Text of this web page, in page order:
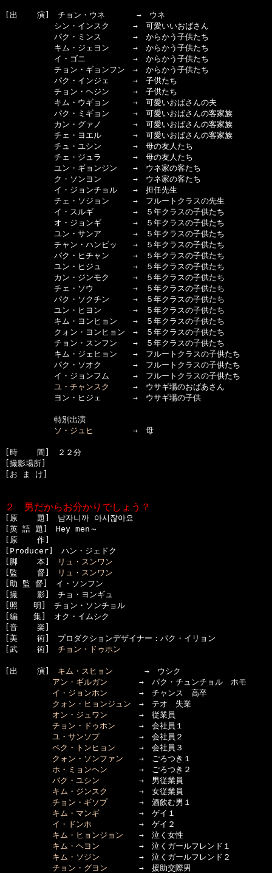
[出    演]　チョン・ウネ　　　　→　ウネ
  　　　　　シン・インスク　　　→　可愛いいおばさん
  　　　　　パク・ミンス　　　　→　からかう子供たち
  　　　　　キム・ジェヨン　　　→　からかう子供たち
  　　　　　イ・ゴニ　　　　　　→　からかう子供たち
  　　　　　チョン・ギョンフン　→　からかう子供たち
  　　　　　パク・インジェ　　　→　子供たち
  　　　　　チョン・ヘジン　　　→　子供たち
  　　　　　キム・ウギョン　　　→　可愛いおばさんの夫
  　　　　　パク・ミギョン　　　→　可愛いおばさんの客家族
  　　　　　カン・グァノ　　　　→　可愛いおばさんの客家族
  　　　　　チェ・ヨエル　　　　→　可愛いおばさんの客家族
  　　　　　チュ・ユシン　　　　→　母の友人たち
  　　　　　チェ・ジュラ　　　　→　母の友人たち
  　　　　　ユン・ギョンジン　　→　ウネ家の客たち
  　　　　　ク・ソンヨン　　　　→　ウネ家の客たち
  　　　　　イ・ジョンチョル　　→　担任先生
  　　　　　チェ・ソジョン　　　→　フルートクラスの先生
  　　　　　イ・スルギ　　　　　→　５年クラスの子供たち
  　　　　　オ・ジョンギ　　　　→　５年クラスの子供たち
  　　　　　ユン・サンア　　　　→　５年クラスの子供たち
  　　　　　チャン・ハンビッ　　→　５年クラスの子供たち
  　　　　　パク・ヒチャン　　　→　５年クラスの子供たち
  　　　　　ユン・ヒジュ　　　　→　５年クラスの子供たち
  　　　　　カン・ジンモク　　　→　５年クラスの子供たち
  　　　　　チェ・ソウ　　　　　→　５年クラスの子供たち
  　　　　　パク・ソクチン　　　→　５年クラスの子供たち
  　　　　　ユン・ヒヨン　　　　→　５年クラスの子供たち
  　　　　　キム・ヨンヒョン　　→　５年クラスの子供たち
  　　　　　クォン・ヨンヒョン　→　５年クラスの子供たち
  　　　　　チョン・スンフン　　→　５年クラスの子供たち
  　　　　　キム・ジェヒョン　　→　フルートクラスの子供たち
  　　　　　パク・ソオク　　　　→　フルートクラスの子供たち
  　　　　　イ・ジョンフム　　　→　フルートクラスの子供たち
ユ・チャンスク
→　ウサギ場のおばあさん
  　　　　　ヨン・ヒジェ　　　　→　ウサギ場の子供
  　　　　　特別出演
ソ・ジュヒ
→　母
[時    間]　２２分
[撮影場所]
[お ま け]
２　男だからお分かりでしょう？
[原    題]　남자니까 아시잖아요
[英 語 題]　Hey men～
[原    作]
[Producer]　ハン・ジェドク
[脚    本]
リュ・スンワン
[監    督]
リュ・スンワン
[助 監 督]　イ・ソンフン
[撮    影]　チョ・ヨンギュ
[照　　明]　チョン・ソンチョル
[編　　集]　オク・イムシク
[音    楽]
[美    術]　プロダクションデザイナー：パク・イリョン
[武    術] チョン・ドゥホン
[出    演] キム・スヒョン →　ウシク
アン・ギルガン →　パク・チュンチョル　ホモ
イ・ジョンホン →　チャンス　高卒
クォン・ヒョンジュン →　テオ　失業
オン・ジュワン →　従業員
チョン・ドゥホン →　会社員１
ユ・サンソプ →　会社員２
ペク・トンヒョン →　会社員３
クォン・ソンファン →　ごろつき１
ホ・ミョンヘン →　ごろつき２
パク・ユシン →　男従業員
キム・ジンスク
→　女従業員
チョン・ギソプ →　酒飲む男１
キム・マンギ →　ゲイ１
イ・ドンホ →　ゲイ２
キム・ヒョンジョン →　泣く女性
キム・ヘヨン →　泣くガールフレンド１
キム・ソジン →　泣くガールフレンド２
チョン・グヨン →　援助交際男